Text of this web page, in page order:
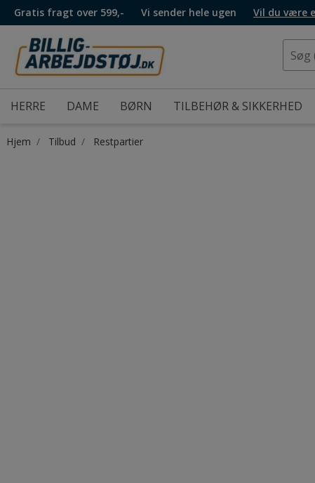
Gratis fragt over 599,- Vi sender hele ugen Vil du være
HERRE DAME BØRN TILBEHØR & SIKKERHED
Hjem Tilbud Restpartier